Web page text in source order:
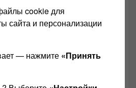
cookie для
сайта и персонализации
— нажмите «Принять